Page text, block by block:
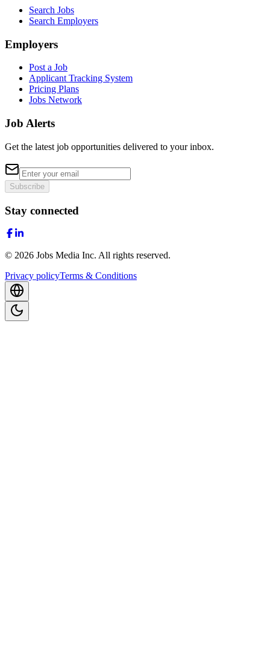
Search Jobs
Search Employers
Employers
Post a Job
Applicant Tracking System
Pricing Plans
Jobs Network
Job Alerts
Get the latest job opportunities delivered to your inbox.
Subscribe
Stay connected
© 2026 Jobs Media Inc. All rights reserved.
Privacy policyTerms & Conditions